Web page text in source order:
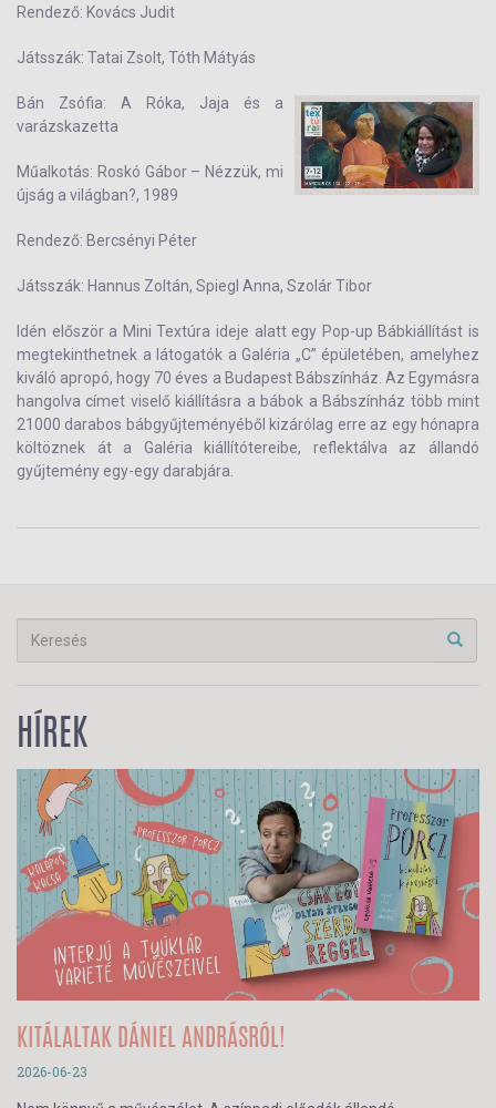
Rendező: Kovács Judit
Játsszák: Tatai Zsolt, Tóth Mátyás
Bán Zsófia: A Róka, Jaja és a
varázskazetta
Műalkotás: Roskó Gábor – Nézzük, mi
újság a világban?, 1989
Rendező: Bercsényi Péter
Játsszák: Hannus Zoltán, Spiegl Anna, Szolár Tibor
Idén először a Mini Textúra ideje alatt egy Pop-up Bábkiállítást is
megtekinthetnek a látogatók a Galéria „C” épületében, amelyhez
kiváló apropó, hogy 70 éves a Budapest Bábszínház. Az Egymásra
hangolva címet viselő kiállításra a bábok a Bábszínház több mint
21000 darabos bábgyűjteményéből kizárólag erre az egy hónapra
költöznek át a Galéria kiállítótereibe, reflektálva az állandó
gyűjtemény egy-egy darabjára.
HÍREK
KITÁLALTAK DÁNIEL ANDRÁSRÓL!
2026-06-23